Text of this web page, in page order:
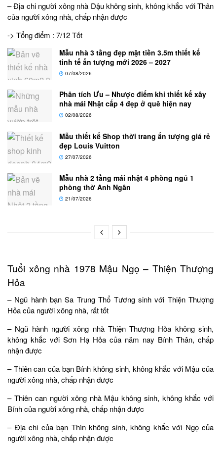
– Địa chi người xông nhà Dậu không sinh, không khắc với Thân
của người xông nhà, chấp nhận được
-> Tổng điểm : 7/12 Tốt
Mẫu nhà 3 tầng đẹp mặt tiền 3.5m thiết kế
tinh tế ấn tượng mới 2026 – 2027
07/08/2026
Phân tích Ưu – Nhược điểm khi thiết kế xây
nhà mái Nhật cấp 4 đẹp ở quê hiện nay
02/08/2026
Mẫu thiết kế Shop thời trang ấn tượng giá rẻ
đẹp Louis Vuitton
27/07/2026
Mẫu nhà 2 tầng mái nhật 4 phòng ngủ 1
phòng thờ Anh Ngân
21/07/2026
Tuổi xông nhà 1978 Mậu Ngọ – Thiện Thượng
Hỏa
– Ngũ hành bạn Sa Trung Thổ Tương sinh với Thiện Thượng
Hỏa của người xông nhà, rất tốt
– Ngũ hành người xông nhà Thiện Thượng Hỏa không sinh,
không khắc với Sơn Hạ Hỏa của năm nay Bính Thân, chấp
nhận được
– Thiên can của bạn Bính không sinh, không khắc với Mậu của
người xông nhà, chấp nhận được
– Thiên can người xông nhà Mậu không sinh, không khắc với
Bính của người xông nhà, chấp nhận được
– Địa chi của bạn Thìn không sinh, không khắc với Ngọ của
người xông nhà, chấp nhận được